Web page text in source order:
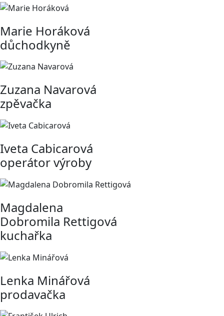
Marie Horáková
důchodkyně
Zuzana Navarová
zpěvačka
Iveta Cabicarová
operátor výroby
Magdalena
Dobromila Rettigová
kuchařka
Lenka Minářová
prodavačka